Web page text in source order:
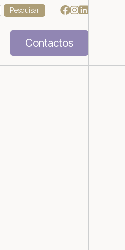

Contactos